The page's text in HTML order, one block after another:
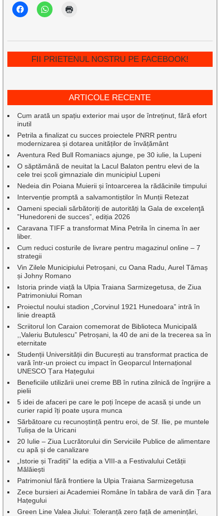
FII PRIETENUL NOSTRU PE FACEBOOK!
ARTICOLE RECENTE
Cum arată un spațiu exterior mai ușor de întreținut, fără efort
inutil
Petrila a finalizat cu succes proiectele PNRR pentru
modernizarea și dotarea unităților de învățământ
Aventura Red Bull Romaniacs ajunge, pe 30 iulie, la Lupeni
O săptămână de neuitat la Lacul Balaton pentru elevi de la
cele trei școli gimnaziale din municipiul Lupeni
Nedeia din Poiana Muierii și întoarcerea la rădăcinile timpului
Intervenție promptă a salvamontiștilor în Munții Retezat
Oameni speciali sărbătoriți de autorități la Gala de excelenţă
”Hunedoreni de succes”, ediția 2026
Caravana TIFF a transformat Mina Petrila în cinema în aer
liber.
Cum reduci costurile de livrare pentru magazinul online – 7
strategii
Vin Zilele Municipiului Petroșani, cu Oana Radu, Aurel Tămaș
și Johny Romano
Istoria prinde viață la Ulpia Traiana Sarmizegetusa, de Ziua
Patrimoniului Roman
Proiectul noului stadion „Corvinul 1921 Hunedoara” intră în
linie dreaptă
Scriitorul Ion Caraion comemorat de Biblioteca Municipală
,,Valeriu Butulescu” Petroșani, la 40 de ani de la trecerea sa în
eternitate
Studenții Universității din București au transformat practica de
vară într-un proiect cu impact în Geoparcul Internațional
UNESCO Țara Hațegului
Beneficiile utilizării unei creme BB în rutina zilnică de îngrijire a
pielii
5 idei de afaceri pe care le poți începe de acasă și unde un
curier rapid îți poate ușura munca
Sărbătoare cu recunoștință pentru eroi, de Sf. Ilie, pe muntele
Tulișa de la Uricani
20 Iulie – Ziua Lucrătorului din Serviciile Publice de alimentare
cu apă și de canalizare
„Istorie și Tradiții” la ediția a VIII-a a Festivalului Cetății
Mălăiești
Patrimoniul fără frontiere la Ulpia Traiana Sarmizegetusa
Zece bursieri ai Academiei Române în tabăra de vară din Țara
Hațegului
Green Line Valea Jiului: Toleranță zero față de amenințări,